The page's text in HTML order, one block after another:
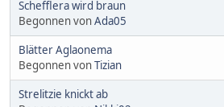
Schefflera wird braun
Begonnen vonAda05
Blätter Aglaonema
Begonnen vonTizian
Strelitzie knickt ab